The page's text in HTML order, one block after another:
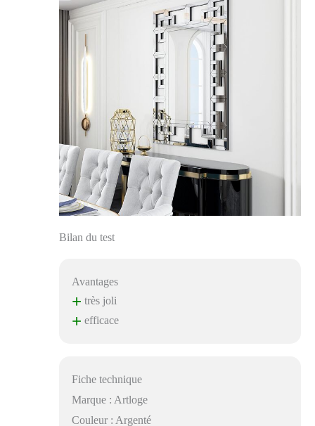
Bilan du test
Avantages
+ très joli
+ efficace
Fiche technique
Marque : Artloge
Couleur : Argenté